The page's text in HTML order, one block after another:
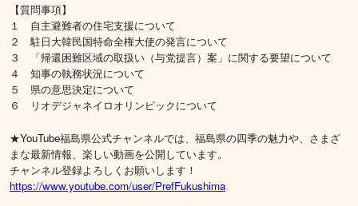
【質問事項】
１ 自主避難者の住宅支援について
２ 駐日大韓民国特命全権大使の発言について
３ 「帰還困難区域の取扱い（与党提言）案」に関する要望について
４ 知事の執務状況について
５ 県の意思決定について
６ リオデジャネイロオリンピックについて
★YouTube福島県公式チャンネルでは、福島県の四季の魅力や、さまざ
まな最新情報、楽しい動画を公開しています。
チャンネル登録よろしくお願いします！
https://www.youtube.com/user/PrefFukushima